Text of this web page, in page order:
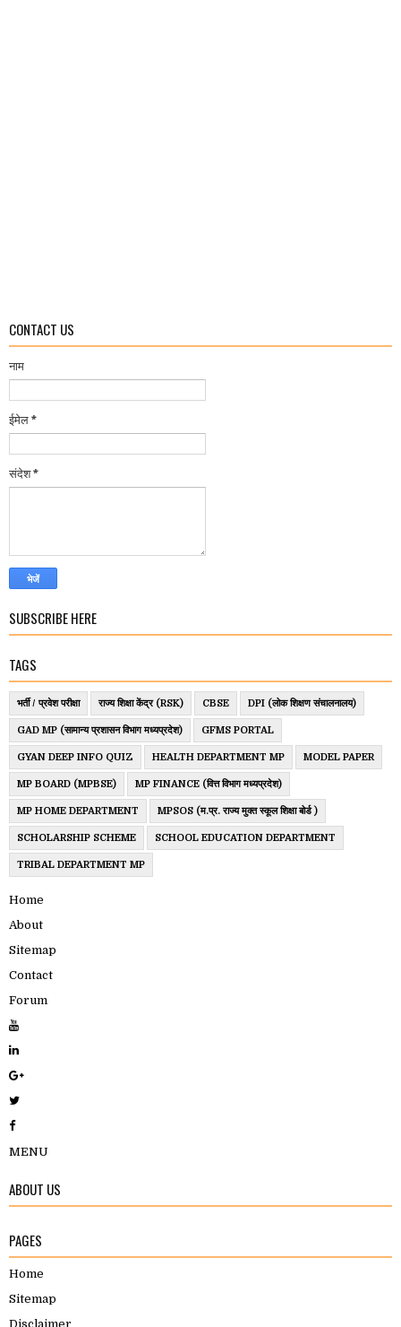
CONTACT US
नाम
ईमेल *
संदेश*
SUBSCRIBE HERE
TAGS
भर्ती / प्रवेश परीक्षा राज्य शिक्षा केंद्र (RSK) CBSE DPI (लोक शिक्षण संचालनालय)
GAD MP (सामान्य प्रशासन विभाग मध्यप्रदेश) GFMS PORTAL
GYAN DEEP INFO QUIZ HEALTH DEPARTMENT MP MODEL PAPER
MP BOARD (MPBSE) MP FINANCE (वित्त विभाग मध्यप्रदेश)
MP HOME DEPARTMENT MPSOS (म.प्र. राज्य मुक्त स्कूल शिक्षा बोर्ड )
SCHOLARSHIP SCHEME SCHOOL EDUCATION DEPARTMENT
TRIBAL DEPARTMENT MP
Home
About
Sitemap
Contact
Forum
MENU
ABOUT US
PAGES
Home
Sitemap
Disclaimer